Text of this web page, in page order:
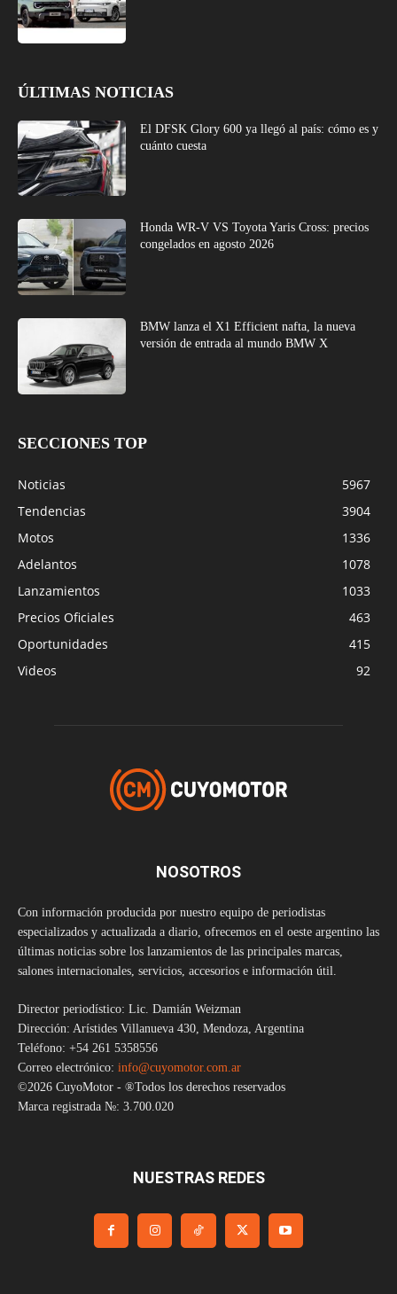
ÚLTIMAS NOTICIAS
El DFSK Glory 600 ya llegó al país: cómo es y
cuánto cuesta
Honda WR-V VS Toyota Yaris Cross: precios
congelados en agosto 2026
BMW lanza el X1 Efficient nafta, la nueva
versión de entrada al mundo BMW X
SECCIONES TOP
Noticias
5967
Tendencias
3904
Motos
1336
Adelantos
1078
Lanzamientos
1033
Precios Oficiales
463
Oportunidades
415
Videos
92
NOSOTROS
Con información producida por nuestro equipo de periodistas
especializados y actualizada a diario, ofrecemos en el oeste argentino las
últimas noticias sobre los lanzamientos de las principales marcas,
salones internacionales, servicios, accesorios e información útil.
Director periodístico: Lic. Damián Weizman
Dirección: Arístides Villanueva 430, Mendoza, Argentina
Teléfono: +54 261 5358556
Correo electrónico: info@cuyomotor.com.ar
©2026 CuyoMotor - ®Todos los derechos reservados
Marca registrada №: 3.700.020
NUESTRAS REDES